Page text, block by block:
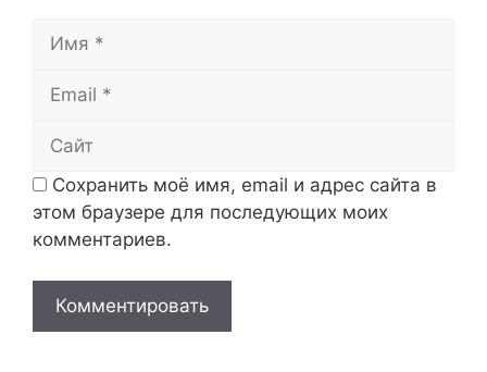
Сохранить моё имя, email и адрес сайта в
этом браузере для последующих моих
комментариев.